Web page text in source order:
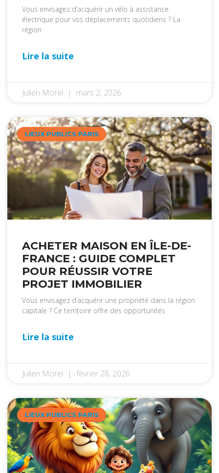
Vous envisagez d’acquérir un vélo à assistance
électrique pour vos déplacements quotidiens ? La
région
Lire la suite
Julien Morel mars 2, 2026
LIEUX PUBLICS PARIS
ACHETER MAISON EN ÎLE-DE-
FRANCE : GUIDE COMPLET
POUR RÉUSSIR VOTRE
PROJET IMMOBILIER
Vous envisagez d’acquérir une propriété dans la région
capitale ? Ce territoire offre des opportunités
Lire la suite
Julien Morel février 28, 2026
LIEUX PUBLICS PARIS